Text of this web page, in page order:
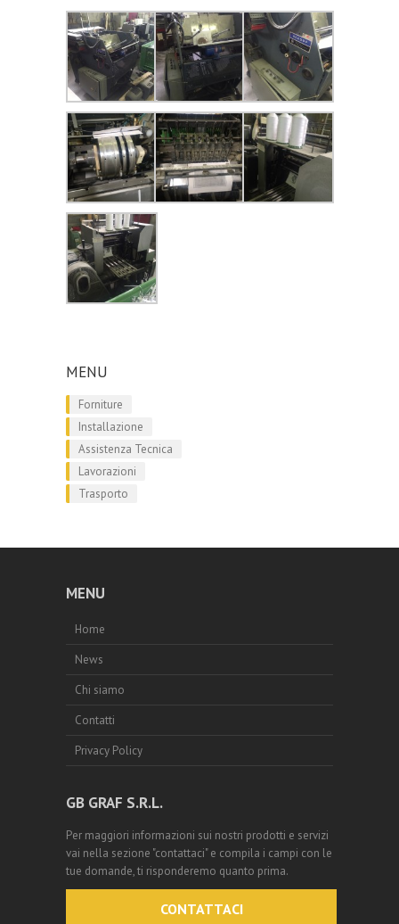
MENU
Forniture
Installazione
Assistenza Tecnica
Lavorazioni
Trasporto
MENU
Home
News
Chi siamo
Contatti
Privacy Policy
GB GRAF S.R.L.
Per maggiori informazioni sui nostri prodotti e servizi
vai nella sezione "contattaci" e compila i campi con le
tue domande, ti risponderemo quanto prima.
CONTATTACI